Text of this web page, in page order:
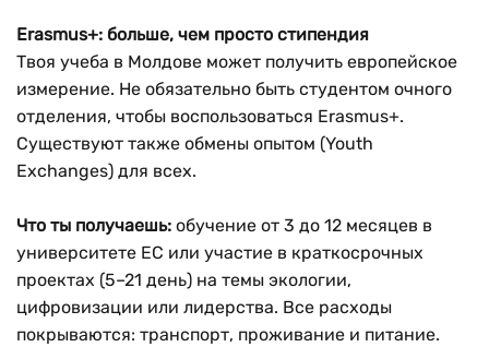
Erasmus+: больше, чем просто стипендия
Твоя учеба в Молдове может получить европейское
измерение. Не обязательно быть студентом очного
отделения, чтобы воспользоваться Erasmus+.
Существуют также обмены опытом (Youth
Exchanges) для всех.
Что ты получаешь: обучение от 3 до 12 месяцев в
университете ЕС или участие в краткосрочных
проектах (5–21 день) на темы экологии,
цифровизации или лидерства. Все расходы
покрываются: транспорт, проживание и питание.